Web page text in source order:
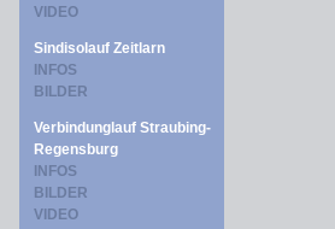
VIDEO
Sindisolauf Zeitlarn
INFOS
BILDER
Verbindunglauf Straubing-
Regensburg
INFOS
BILDER
VIDEO